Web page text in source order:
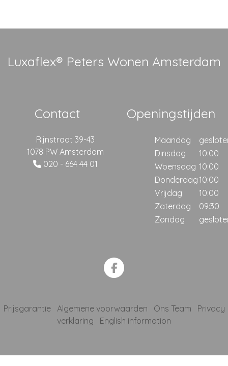
Luxaflex® Peters Wonen Amsterdam
Contact
Rijnstraat 39-43
1078 PW Amsterdam
020 - 664 44 01
Openingstijden
Maandag
Dinsdag
10:00
Woensdag 10:00
Donderdag10:00
Vrijdag
10:00
Zaterdag
09:30
Zondag
Prijsgarantie Algemene voorwaarden Ons Team
Privacy
verklaring
English information